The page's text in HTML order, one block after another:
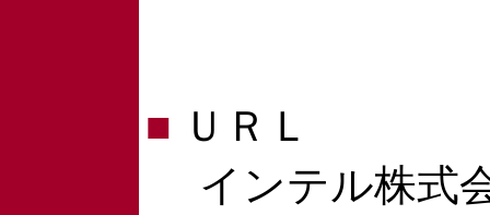
■ ＵＲＬ
インテル株式